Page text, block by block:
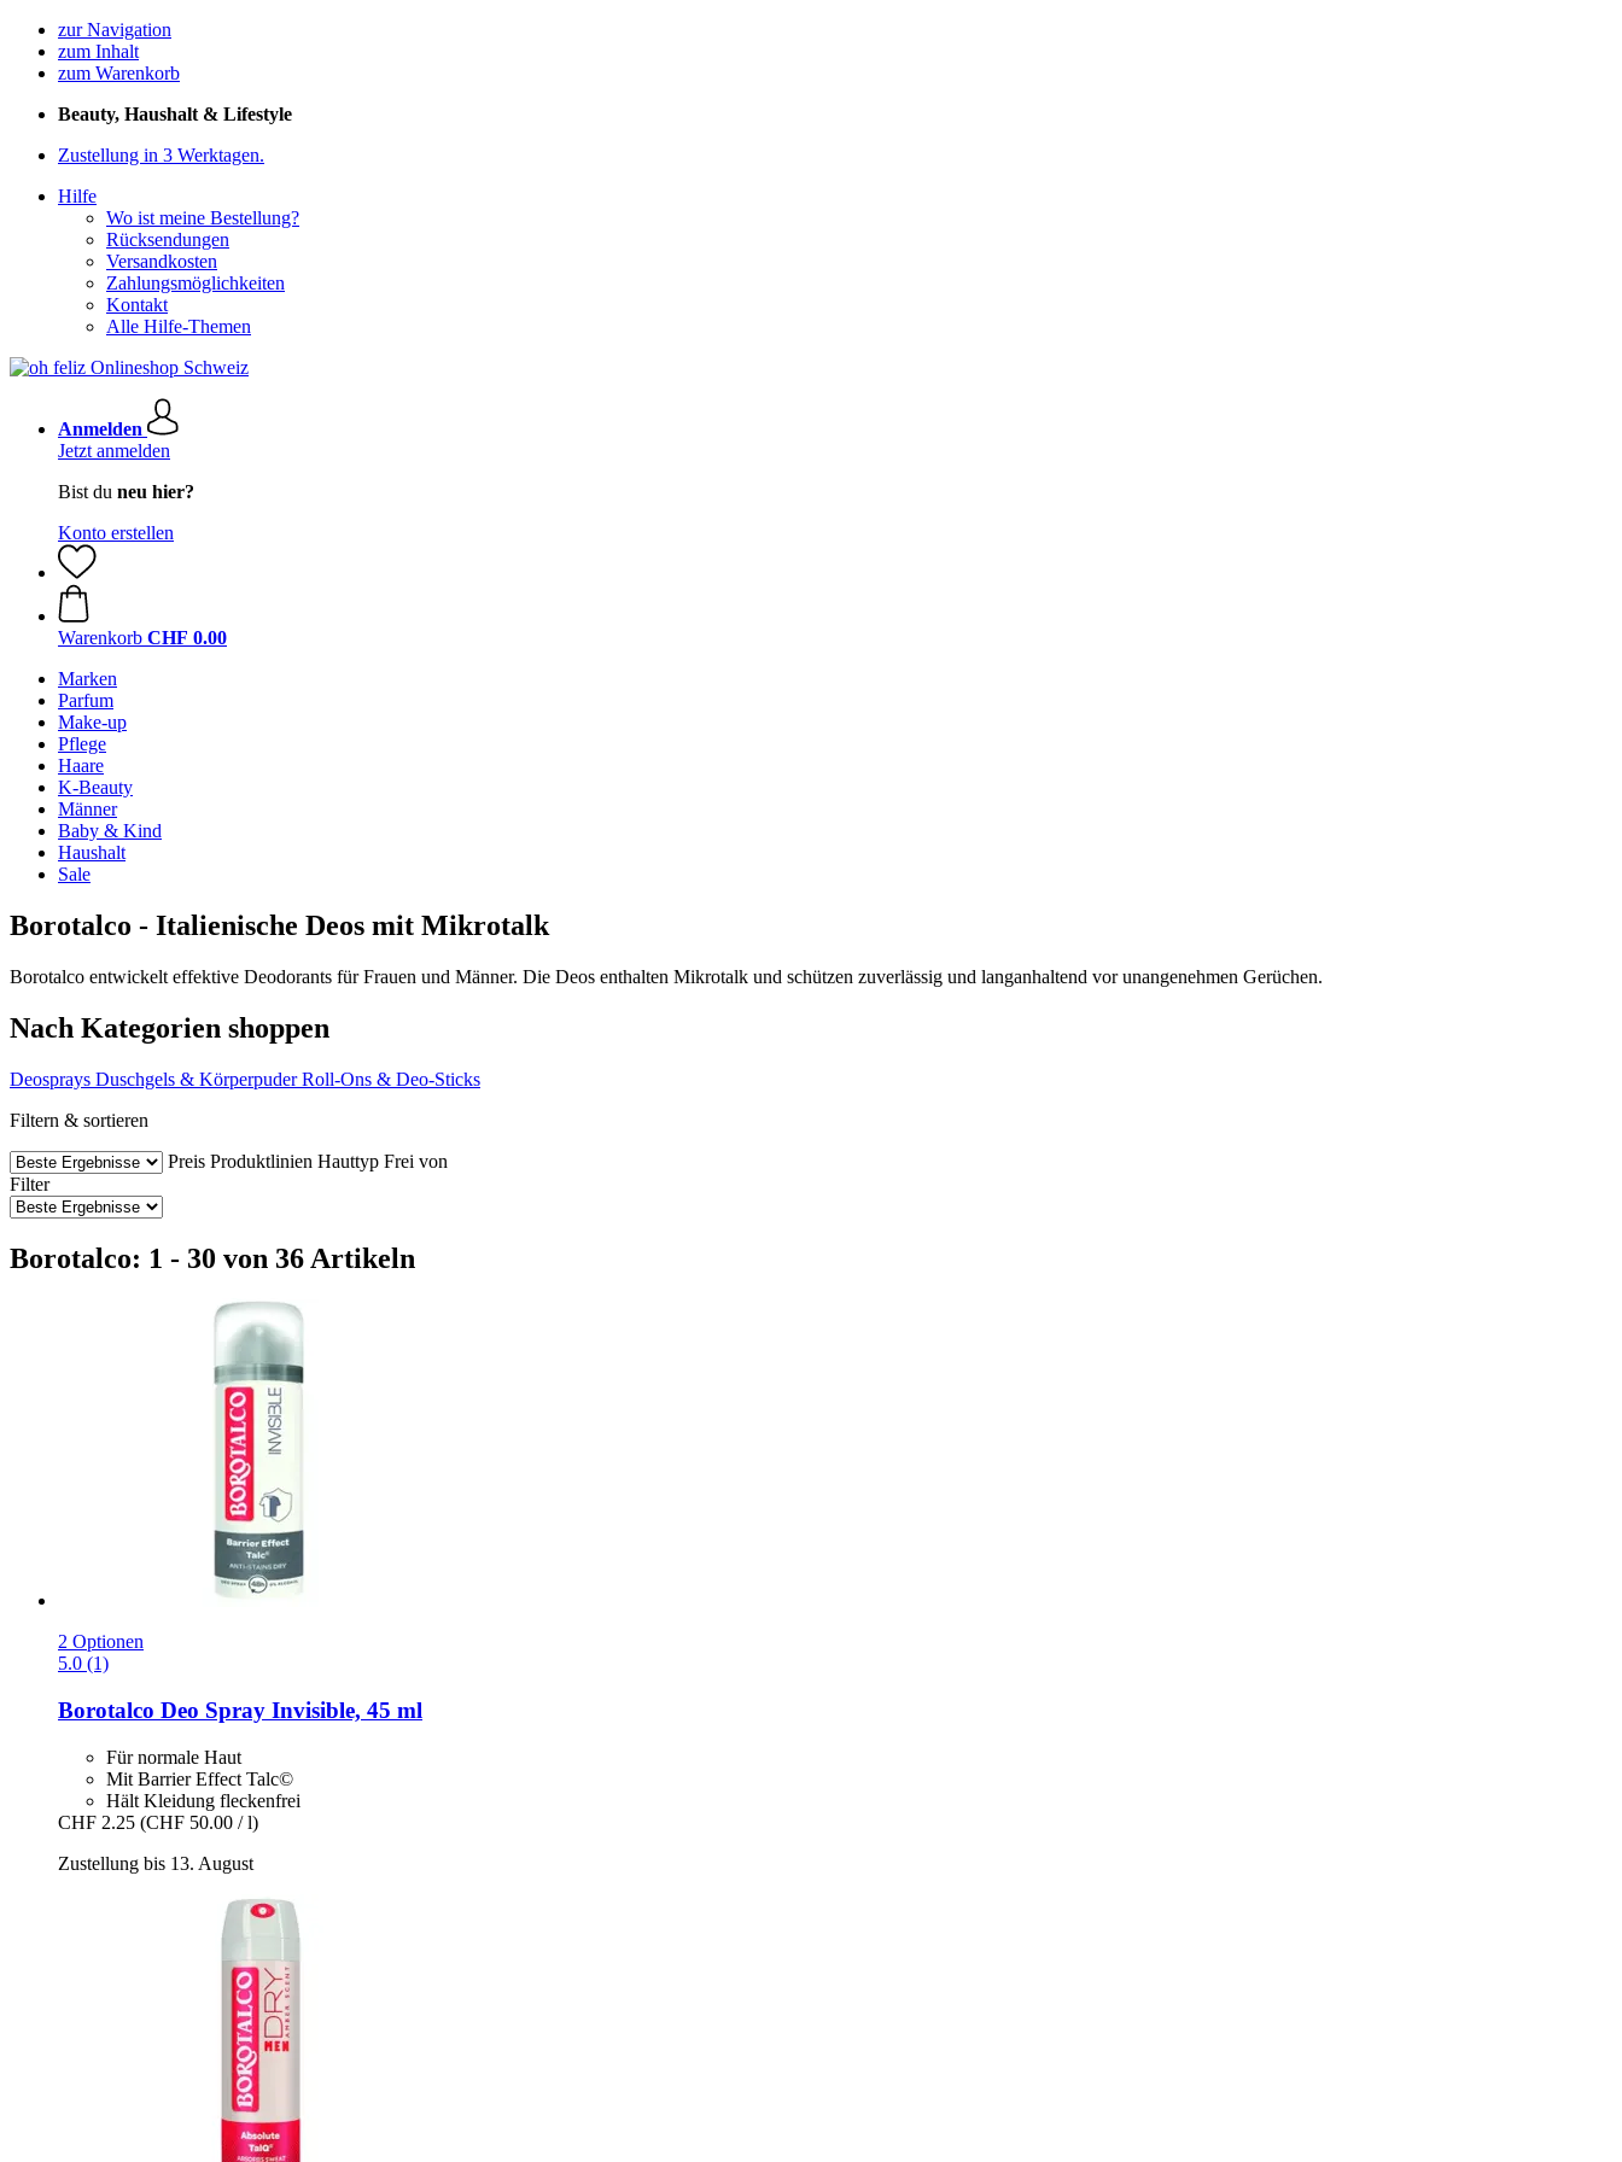
zur Navigation
zum Inhalt
zum Warenkorb
Beauty, Haushalt & Lifestyle
Zustellung in 3 Werktagen.
Hilfe
Wo ist meine Bestellung?
Rücksendungen
Versandkosten
Zahlungsmöglichkeiten
Kontakt
Alle Hilfe-Themen
Anmelden
Jetzt anmelden
Bist du neu hier?
Konto erstellen
Warenkorb CHF 0.00
Marken
Parfum
Make-up
Pflege
Haare
K-Beauty
Männer
Baby & Kind
Haushalt
Sale
Borotalco - Italienische Deos mit Mikrotalk
Borotalco entwickelt effektive Deodorants für Frauen und Männer. Die Deos enthalten Mikrotalk und schützen zuverlässig und langanhaltend vor unangenehmen Gerüchen.
Nach Kategorien shoppen
Deosprays Duschgels & Körperpuder Roll-Ons & Deo-Sticks
Filtern & sortieren
Preis Produktlinien Hauttyp Frei von
Filter
Borotalco: 1 - 30 von 36 Artikeln
2 Optionen
5.0 (1)
Borotalco Deo Spray Invisible, 45 ml
Für normale Haut
Mit Barrier Effect Talc©
Hält Kleidung fleckenfrei
CHF 2.25 (CHF 50.00 / l)
Zustellung bis 13. August